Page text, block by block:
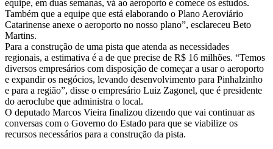
equipe, em duas semanas, vá ao aeroporto e comece os estudos.
Também que a equipe que está elaborando o Plano Aeroviário
Catarinense anexe o aeroporto no nosso plano”, esclareceu Beto
Martins.
Para a construção de uma pista que atenda as necessidades
regionais, a estimativa é a de que precise de R$ 16 milhões. “Temos
diversos empresários com disposição de começar a usar o aeroporto
e expandir os negócios, levando desenvolvimento para Pinhalzinho
e para a região”, disse o empresário Luiz Zagonel, que é presidente
do aeroclube que administra o local.
O deputado Marcos Vieira finalizou dizendo que vai continuar as
conversas com o Governo do Estado para que se viabilize os
recursos necessários para a construção da pista.